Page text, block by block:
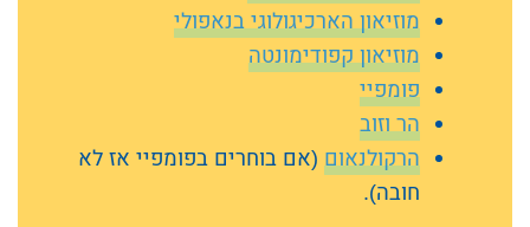
מוזיאון הארכיגולוגי בנאפולי
מוזיאון קפודימונטה
פומפיי
הר וזוב
הרקולנאום (אם בוחרים בפומפיי אז לא
חובה).